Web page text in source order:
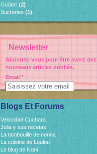
Goûter(2)
Sucreries (1)
Newsletter
Abonnez-vous pour être averti des
nouveaux articles publiés.
Email
Blogs Et Forums
Velocidad Cuchara
Julia y sus recetas
La tambouille de nonna
La cuisine de Loulou
Le blog de Nani